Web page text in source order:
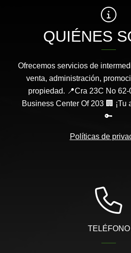
QUIÉNES
Ofrecemos servicios de
venta, administración,
propiedad. 📍Cra 23C No
Business Center Of 203 🏢 ¡Tu
🔑
Políticas de
TELÉFONO